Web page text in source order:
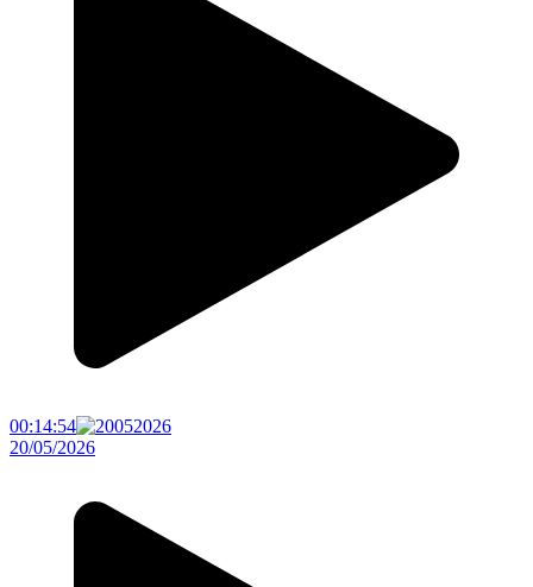
00:14:54
20/05/2026